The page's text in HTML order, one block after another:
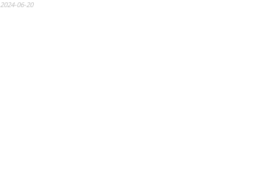
2024-06-20